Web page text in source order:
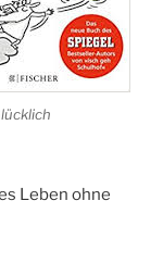
Leben ohne